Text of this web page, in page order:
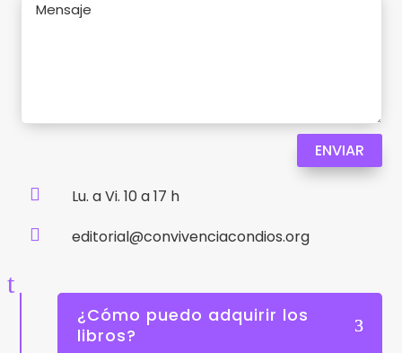
ENVIAR
 Lu. a Vi. 10 a 17 h
 editorial@convivenciacondios.org
t
¿Cómo puedo adquirir los
libros?